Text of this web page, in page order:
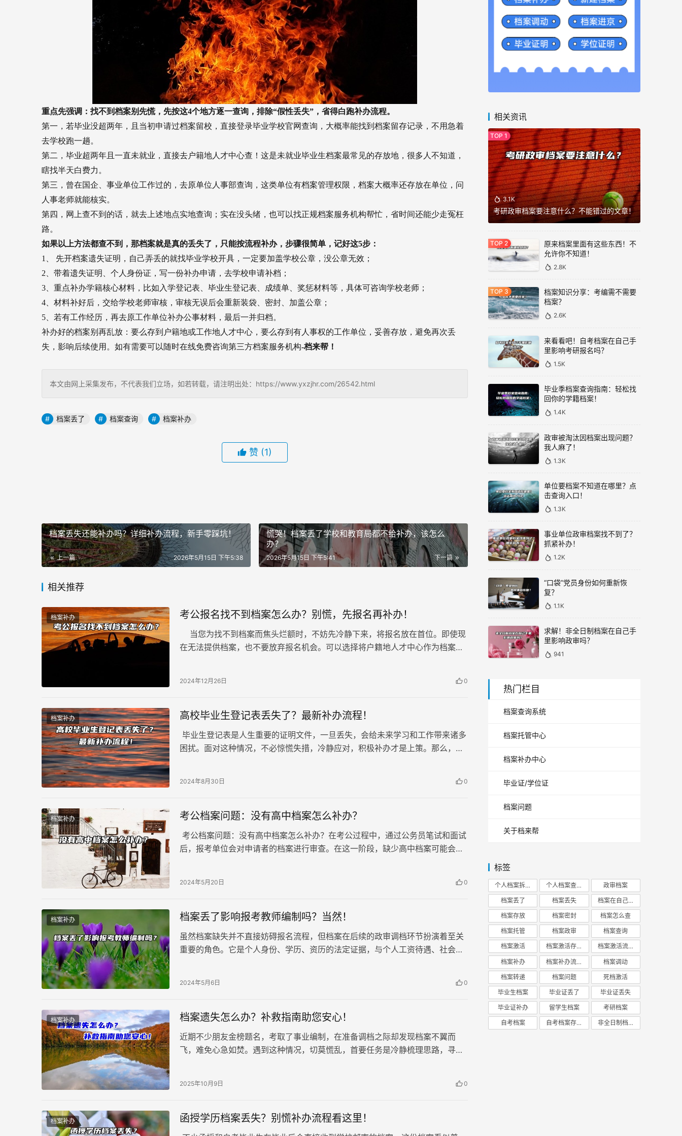
重点先强调：找不到档案别先慌，先按这4个地方逐一查询，排除“假性丢失”，省得白跑补办流程。
第一，若毕业没超两年，且当初申请过档案留校，直接登录毕业学校官网查询，大概率能找到档案留存记录，不用急着
去学校跑一趟。
第二，毕业超两年且一直未就业，直接去户籍地人才中心查！这是未就业毕业生档案最常见的存放地，很多人不知道，
瞎找半天白费力。
第三，曾在国企、事业单位工作过的，去原单位人事部查询，这类单位有档案管理权限，档案大概率还存放在单位，问
人事老师就能核实。
第四，网上查不到的话，就去上述地点实地查询；实在没头绪，也可以找正规档案服务机构帮忙，省时间还能少走冤枉
路。
如果以上方法都查不到，那档案就是真的丢失了，只能按流程补办，步骤很简单，记好这5步：
1、 先开档案遗失证明，自己弄丢的就找毕业学校开具，一定要加盖学校公章，没公章无效；
2、带着遗失证明、个人身份证，写一份补办申请，去学校申请补档；
3、重点补办学籍核心材料，比如入学登记表、毕业生登记表、成绩单、奖惩材料等，具体可咨询学校老师；
4、材料补好后，交给学校老师审核，审核无误后会重新装袋、密封、加盖公章；
5、若有工作经历，再去原工作单位补办公事材料，最后一并归档。
补办好的档案别再乱放：要么存到户籍地或工作地人才中心，要么存到有人事权的工作单位，妥善存放，避免再次丢
失，影响后续使用。如有需要可以随时在线免费咨询第三方档案服务机构-档来帮！
本文由网上采集发布，不代表我们立场，如若转载，请注明出处：https://www.yxzjhr.com/26542.html
档案丢了 档案查询 档案补办
赞 (1)
档案丢失还能补办吗？详细补办流程，新手零踩坑！
上一篇 2026年5月15日 下午5:38
慌哭！档案丢了学校和教育局都不给补办，该怎么
办？
下一篇
2026年5月15日 下午5:41
相关推荐
档案补办 考公报名找不到档案怎么办？别慌，先报名再补办！
当您为找不到档案而焦头烂额时，不妨先冷静下来，将报名放在首位。即使现
在无法提供档案，也不要放弃报名机会。可以选择将户籍地人才中心作为档案存
2024年12月26日 0
档案补办 高校毕业生登记表丢失了？最新补办流程！
毕业生登记表是人生重要的证明文件，一旦丢失，会给未来学习和工作带来诸多
困扰。面对这种情况，不必惊慌失措，冷静应对，积极补办才是上策。那么，高
2024年8月30日 0
档案补办 考公档案问题：没有高中档案怎么补办？
考公档案问题：没有高中档案怎么补办？在考公过程中，通过公务员笔试和面试
后，报考单位会对申请者的档案进行审查。在这一阶段，缺少高中档案可能会对
2024年5月20日 0
档案补办 档案丢了影响报考教师编制吗？当然！
虽然档案缺失并不直接妨碍报名流程，但档案在后续的政审调档环节扮演着至关
重要的角色。它是个人身份、学历、资历的法定证据，与个人工资待遇、社会劳
2024年5月6日 0
档案补办 档案遗失怎么办？补救指南助您安心！
近期不少朋友金榜题名，考取了事业编制，在准备调档之际却发现档案不翼而
飞，难免心急如焚。遇到这种情况，切莫慌乱，首要任务是冷静梳理思路，寻找
2025年10月9日 0
档案补办 函授学历档案丢失？别慌补办流程看这里！
相关资讯
3.1K
考研政审档案要注意什么？不能错过的文章！
原来档案里面有这些东西！不
允许你不知道！
2.8K
档案知识分享：考编需不需要
档案？
2.6K
来看看吧！自考档案在自己手
里影响考研报名吗？
1.5K
毕业季档案查询指南：轻松找
回你的学籍档案！
1.4K
政审被淘汰因档案出现问题？
我人麻了！
1.3K
单位要档案不知道在哪里？点
击查询入口！
1.3K
事业单位政审档案找不到了？
抓紧补办！
1.2K
“口袋”党员身份如何重新恢
复？
1.1K
求解！非全日制档案在自己手
里影响政审吗？
941
热门栏目
档案查询系统
档案托管中心
档案补办中心
毕业证/学位证
档案问题
关于档来帮
标签
个人档案拆开 个人档案查询 政审档案
档案丢了 档案丢失 档案在自己手里
档案存放 档案密封 档案怎么查
档案托管 档案政审 档案查询
档案激活 档案激活存放 档案激活流程
档案补办 档案补办流程 档案调动
档案转递 档案问题 死档激活
毕业生档案 毕业证丢了 毕业证丢失
毕业证补办 留学生档案 考研档案
自考档案 自考档案存放 非全日制档案